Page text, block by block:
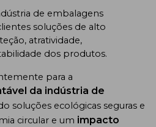
de embalagens
soluções de alto
atratividade,
dos produtos.
para a
da indústria de
soluções ecológicas seguras e
circular e um impacto